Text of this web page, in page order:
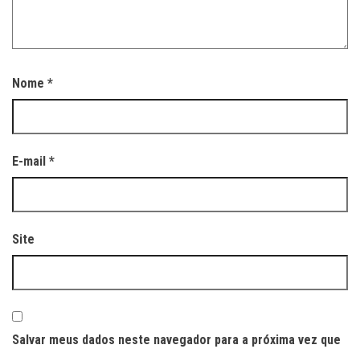
Nome *
E-mail *
Site
Salvar meus dados neste navegador para a próxima vez que